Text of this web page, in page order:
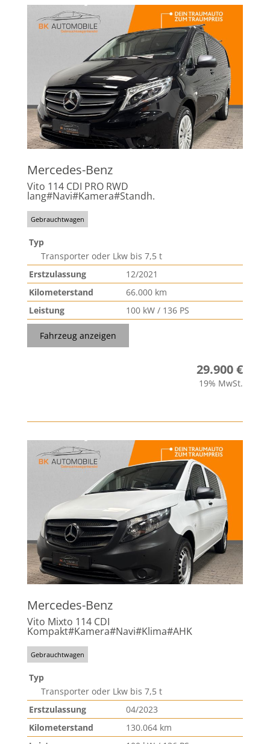
Mercedes-Benz
Vito 114 CDI PRO RWD
lang#Navi#Kamera#Standh.
Gebrauchtwagen
Typ
Transporter oder Lkw bis 7,5 t
Erstzulassung
12/2021
Kilometerstand
66.000 km
Leistung
100 kW / 136 PS
Fahrzeug anzeigen
29.900 €
19% MwSt.
Mercedes-Benz
Vito Mixto 114 CDI
Kompakt#Kamera#Navi#Klima#AHK
Gebrauchtwagen
Typ
Transporter oder Lkw bis 7,5 t
Erstzulassung
04/2023
Kilometerstand
130.064 km